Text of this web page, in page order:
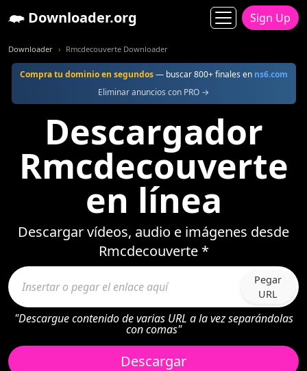
Downloader.org Sign Up
Downloader Rmcdecouverte Downloader
Compra tu dominio en segundos— buscar 800+ finales en ns6.com
Eliminar anuncios con PRO →
Descargador
Rmcdecouverte
en línea
Descargar vídeos, audio e imágenes desde
Rmcdecouverte *
Pegar
URL
"Descargue contenido de varias URL a la vez separándolas
con comas"
Descargar